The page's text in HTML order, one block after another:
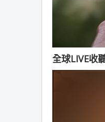
全球LIVE收